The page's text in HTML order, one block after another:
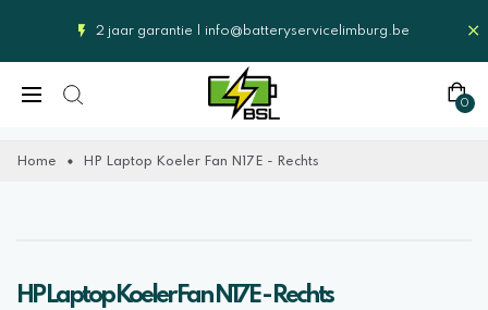
2 jaar garantie | info@batteryservicelimburg.be
0
Home HP Laptop Koeler Fan N17E - Rechts
HP Laptop Koeler Fan N17E - Rechts